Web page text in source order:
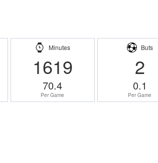
Minutes
1619
70.4
Per Game
Buts
2
0.1
Per Game